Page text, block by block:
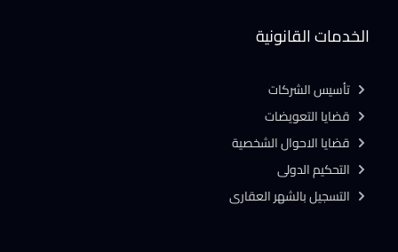
الخدمات القانونية
تأسيس الشركات
قضايا التعويضات
قضايا الاحوال الشخصية
التحكيم الدولى
التسجيل بالشهر العقارى